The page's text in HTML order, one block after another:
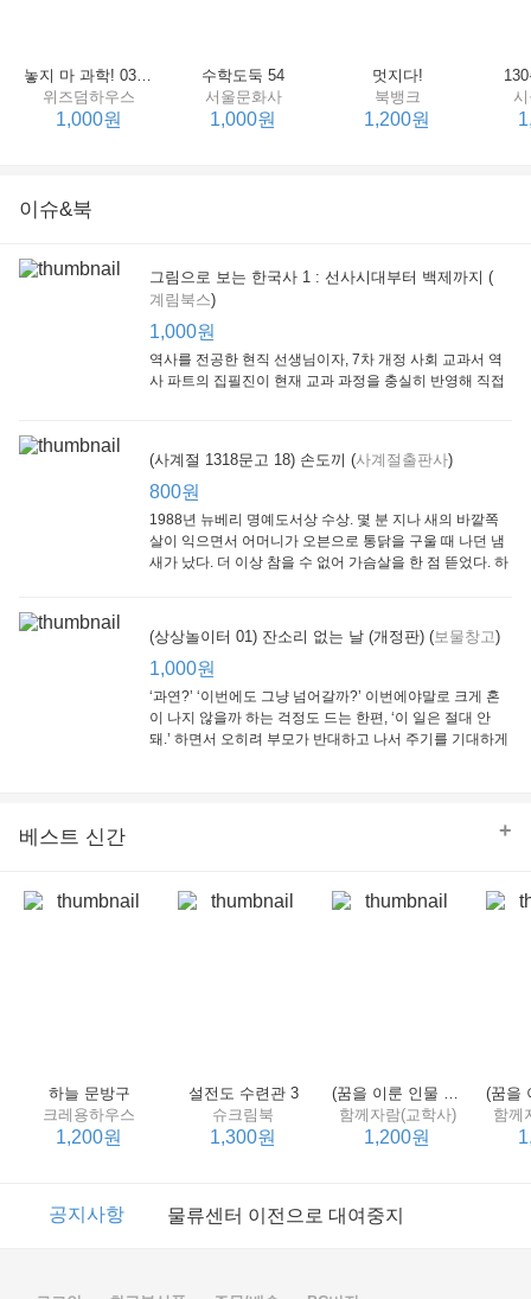
Little, Brown
1,000원
큰솔(토토북)
동아일보사
놓지 마 과학! 03 : 정신이 공룡에 정신 놓다
위즈덤하우스
1,000원
수학도둑 54
서울문화사
1,000원
멋지다!
북뱅크
1,200원
이슈&북
그림으로 보는 한국사 1 : 선사시대부터 백제까지 (
계림북스)
1,000원
역사를 전공한 현직 선생님이자, 7차 개정 사회 교과서 역
사 파트의 집필진이 현재 교과 과정을 충실히 반영해 직접
(사계절 1318문고 18) 손도끼 (사계절출판사)
800원
1988년 뉴베리 명예도서상 수상. 몇 분 지나 새의 바깥쪽
살이 익으면서 어머니가 오븐으로 통닭을 구울 때 나던 냄
새가 났다. 더 이상 참을 수 없어 가슴살을 한 점 뜯었다. 하
(상상놀이터 01) 잔소리 없는 날 (개정판) (보물창고)
1,000원
‘과연?’ ‘이번에도 그냥 넘어갈까?’ 이번에야말로 크게 혼
이 나지 않을까 하는 걱정도 드는 한편, ‘이 일은 절대 안
돼.’ 하면서 오히려 부모가 반대하고 나서 주기를 기대하게
베스트 신간 +
하늘 문방구
크레용하우스
1,200원
설전도 수련관 3
슈크림북
1,300원
(꿈을 이룬 인물 탐구 2) 제인 구달
함께자람(교학사)
1,200원
함께
이벤트 2017년 리브피아 여름방학 참고서 이벤트
공지사항 물류센터 이전으로 대여중지